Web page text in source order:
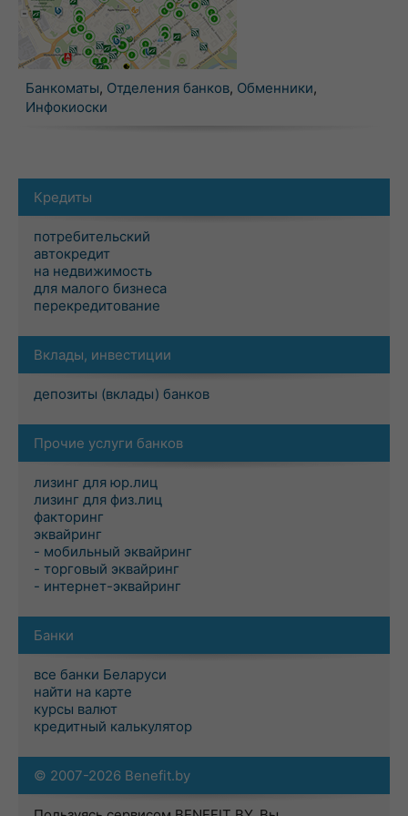
Банкоматы, Отделения банков, Обменники,
Инфокиоски
Кредиты
потребительский
автокредит
на недвижимость
для малого бизнеса
перекредитование
Вклады, инвестиции
депозиты (вклады) банков
Прочие услуги банков
лизинг для юр.лиц
лизинг для физ.лиц
факторинг
эквайринг
- мобильный эквайринг
- торговый эквайринг
- интернет-эквайринг
Банки
все банки Беларуси
найти на карте
курсы валют
кредитный калькулятор
© 2007-2026 Benefit.by